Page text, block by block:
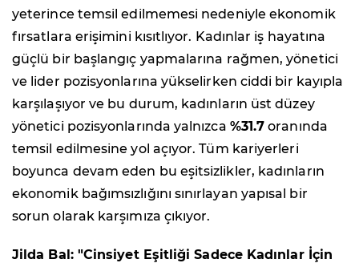
yeterince temsil edilmemesi nedeniyle ekonomik
fırsatlara erişimini kısıtlıyor. Kadınlar iş hayatına
güçlü bir başlangıç yapmalarına rağmen, yönetici
ve lider pozisyonlarına yükselirken ciddi bir kayıpla
karşılaşıyor ve bu durum, kadınların üst düzey
yönetici pozisyonlarında yalnızca %31.7 oranında
temsil edilmesine yol açıyor. Tüm kariyerleri
boyunca devam eden bu eşitsizlikler, kadınların
ekonomik bağımsızlığını sınırlayan yapısal bir
sorun olarak karşımıza çıkıyor.
Jilda Bal: "Cinsiyet Eşitliği Sadece Kadınlar İçin